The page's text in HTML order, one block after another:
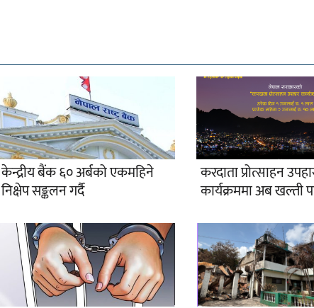
केन्द्रीय बैंक ६० अर्बको एकमहिने
निक्षेप सङ्कलन गर्दै
करदाता प्रोत्साहन
कार्यक्रममा अब खल्ती